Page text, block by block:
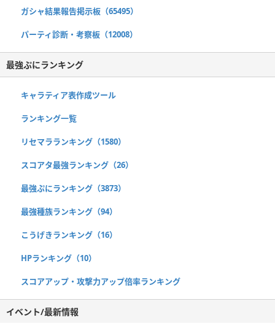
ガシャ結果報告掲示板（65495）
パーティ診断・考察板（12008）
最強ぷにランキング
キャラティア表作成ツール
ランキング一覧
リセマラランキング（1580）
スコアタ最強ランキング（26）
最強ぷにランキング（3873）
最強種族ランキング（94）
こうげきランキング（16）
HPランキング（10）
スコアアップ・攻撃力アップ倍率ランキング
イベント/最新情報